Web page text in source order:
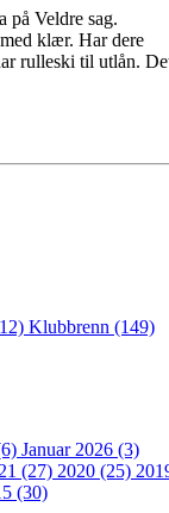
på Veldre sag.
klær. Har dere
rulleski til utlån.
Klubbrenn (149)
Januar 2026 (3)
(27) 2020 (25)
(30)